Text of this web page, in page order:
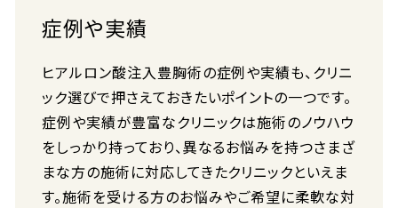
症例や実績
ヒアルロン酸注入豊胸術の症例や実績も、クリニ
ック選びで押さえておきたいポイントの一つです。
症例や実績が豊富なクリニックは施術のノウハウ
をしっかり持っており、異なるお悩みを持つさまざ
まな方の施術に対応してきたクリニックといえま
す。施術を受ける方のお悩みやご希望に柔軟な対